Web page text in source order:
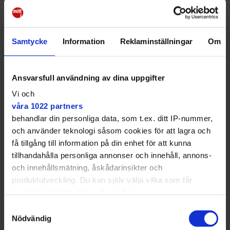
Samtycke Information Reklaminställningar Om
Ansvarsfull användning av dina uppgifter
Vi och
våra 1022 partners
behandlar din personliga data, som t.ex. ditt IP-nummer,
och använder teknologi såsom cookies för att lagra och
få tillgång till information på din enhet för att kunna
tillhandahålla personliga annonser och innehåll, annons-
och innehållsmätning, åskådarinsikter och
produktutveckling. Du kan själv välja vilka som får
Med din tillåtelse skulle vi även vilja:
Nödvändig
Det är absolut något jag tänkt
på. Jag tycker redan att man se
effekter av extremväder, med
allt kraftigare skyfall.
– Samtidigt är det behagligt att bo nära vatten, vattnet
gör att det blir ett väldigt lugnt område, mer avskilt.
Redan "extremväder"
När Mitt i förflyttar sig längre bort i bort i området,
där Grönviksvägen går ned i en svacka i den kuperade
barnvagn. Hon heter Fanny Une och är 31 år.